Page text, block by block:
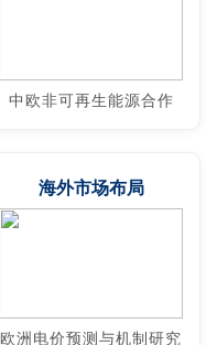
中欧非可再生能源合作
海外市场布局
欧洲电价预测与机制研究